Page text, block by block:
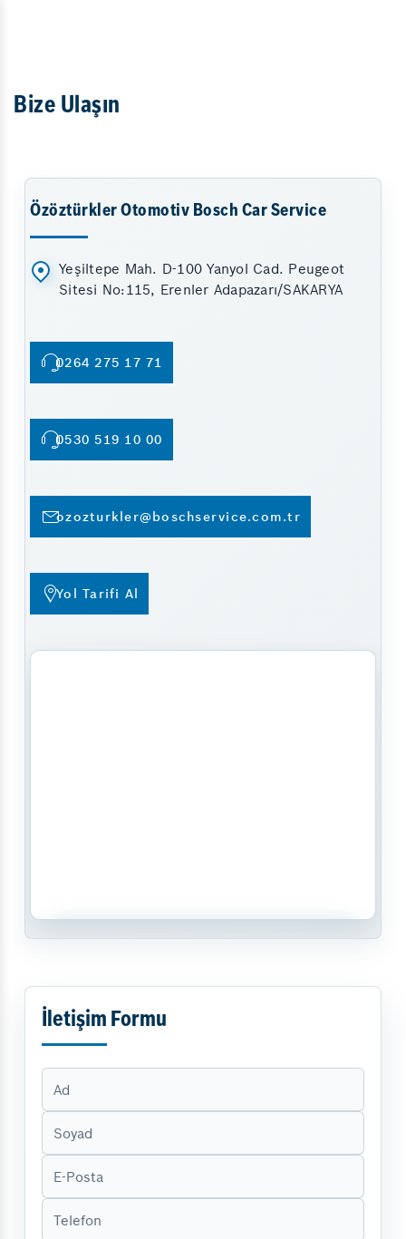
Bize Ulaşın
Özöztürkler Otomotiv Bosch Car Service
Yeşiltepe Mah. D-100 Yanyol Cad. Peugeot
Sitesi No:115, Erenler Adapazarı/SAKARYA
0264 275 17 71
0530 519 10 00
ozozturkler@boschservice.com.tr
Yol Tarifi Al
İletişim Formu